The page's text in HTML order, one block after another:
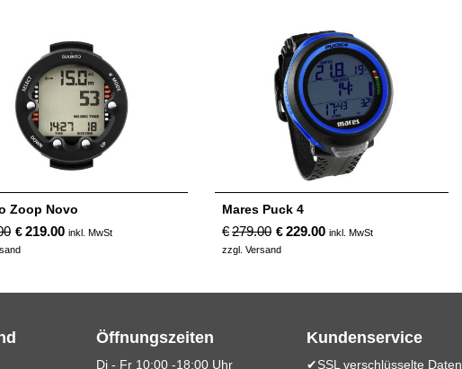
Zoop Novo
€219.00 inkl. MwSt
Mares Puck 4
€279.00 €229.00 inkl. MwSt
zzgl. Versand
Öffnungszeiten
Di - Fr 10:00 -18:00 Uhr
Kundenservice
✔SSL verschlüsselte Daten